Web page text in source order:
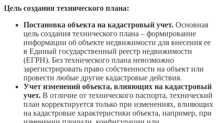
Цель создания технического плана:
Постановка объекта на кадастровый учет. Основная
цель создания технического плана – формирование
информации об объекте недвижимости для внесения ее
в Единый государственный реестр недвижимости
(ЕГРН). Без технического плана невозможно
зарегистрировать право собственности на объект или
провести любые другие кадастровые действия.
Учет изменений объекта, влияющих на кадастровый
учет. В отличие от технического паспорта, технический
план корректируется только при изменениях, влияющих
на кадастровые характеристики объекта, например, при